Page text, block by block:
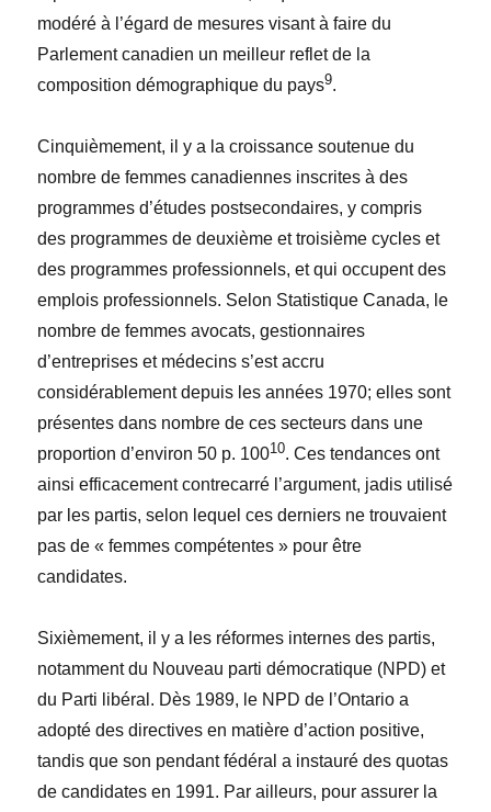
modéré à l’égard de mesures visant à faire du
Parlement canadien un meilleur reflet de la
composition démographique du pays9.
Cinquièmement, il y a la croissance soutenue du
nombre de femmes canadiennes inscrites à des
programmes d’études postsecondaires, y compris
des programmes de deuxième et troisième cycles et
des programmes professionnels, et qui occupent des
emplois professionnels. Selon Statistique Canada, le
nombre de femmes avocats, gestionnaires
d’entreprises et médecins s’est accru
considérablement depuis les années 1970; elles sont
présentes dans nombre de ces secteurs dans une
proportion d’environ 50 p. 10010. Ces tendances ont
ainsi efficacement contrecarré l’argument, jadis utilisé
par les partis, selon lequel ces derniers ne trouvaient
pas de « femmes compétentes » pour être
candidates.
Sixièmement, il y a les réformes internes des partis,
notamment du Nouveau parti démocratique (NPD) et
du Parti libéral. Dès 1989, le NPD de l’Ontario a
adopté des directives en matière d’action positive,
tandis que son pendant fédéral a instauré des quotas
de candidates en 1991. Par ailleurs, pour assurer la